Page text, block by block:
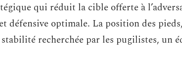
qui réduit la cible offerte à
défensive optimale. La position des
stabilité recherchée par les pugilistes, un